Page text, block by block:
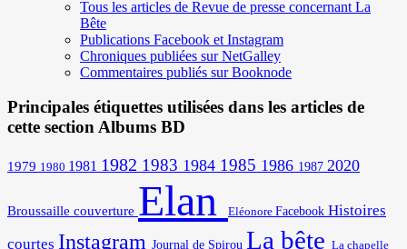
Tous les articles de Revue de presse concernant La
Bête
Publications Facebook et Instagram
Chroniques publiées sur NetGalley
Commentaires publiés sur Booknode
Principales étiquettes utilisées dans les articles de
cette section Albums BD
1979 1980 1981 1982 1983 1984 1985 1986 1987 2020
Broussaille couverture Elan Eléonore Facebook Histoires
courtes Instagram Journal de Spirou La bête La chapelle